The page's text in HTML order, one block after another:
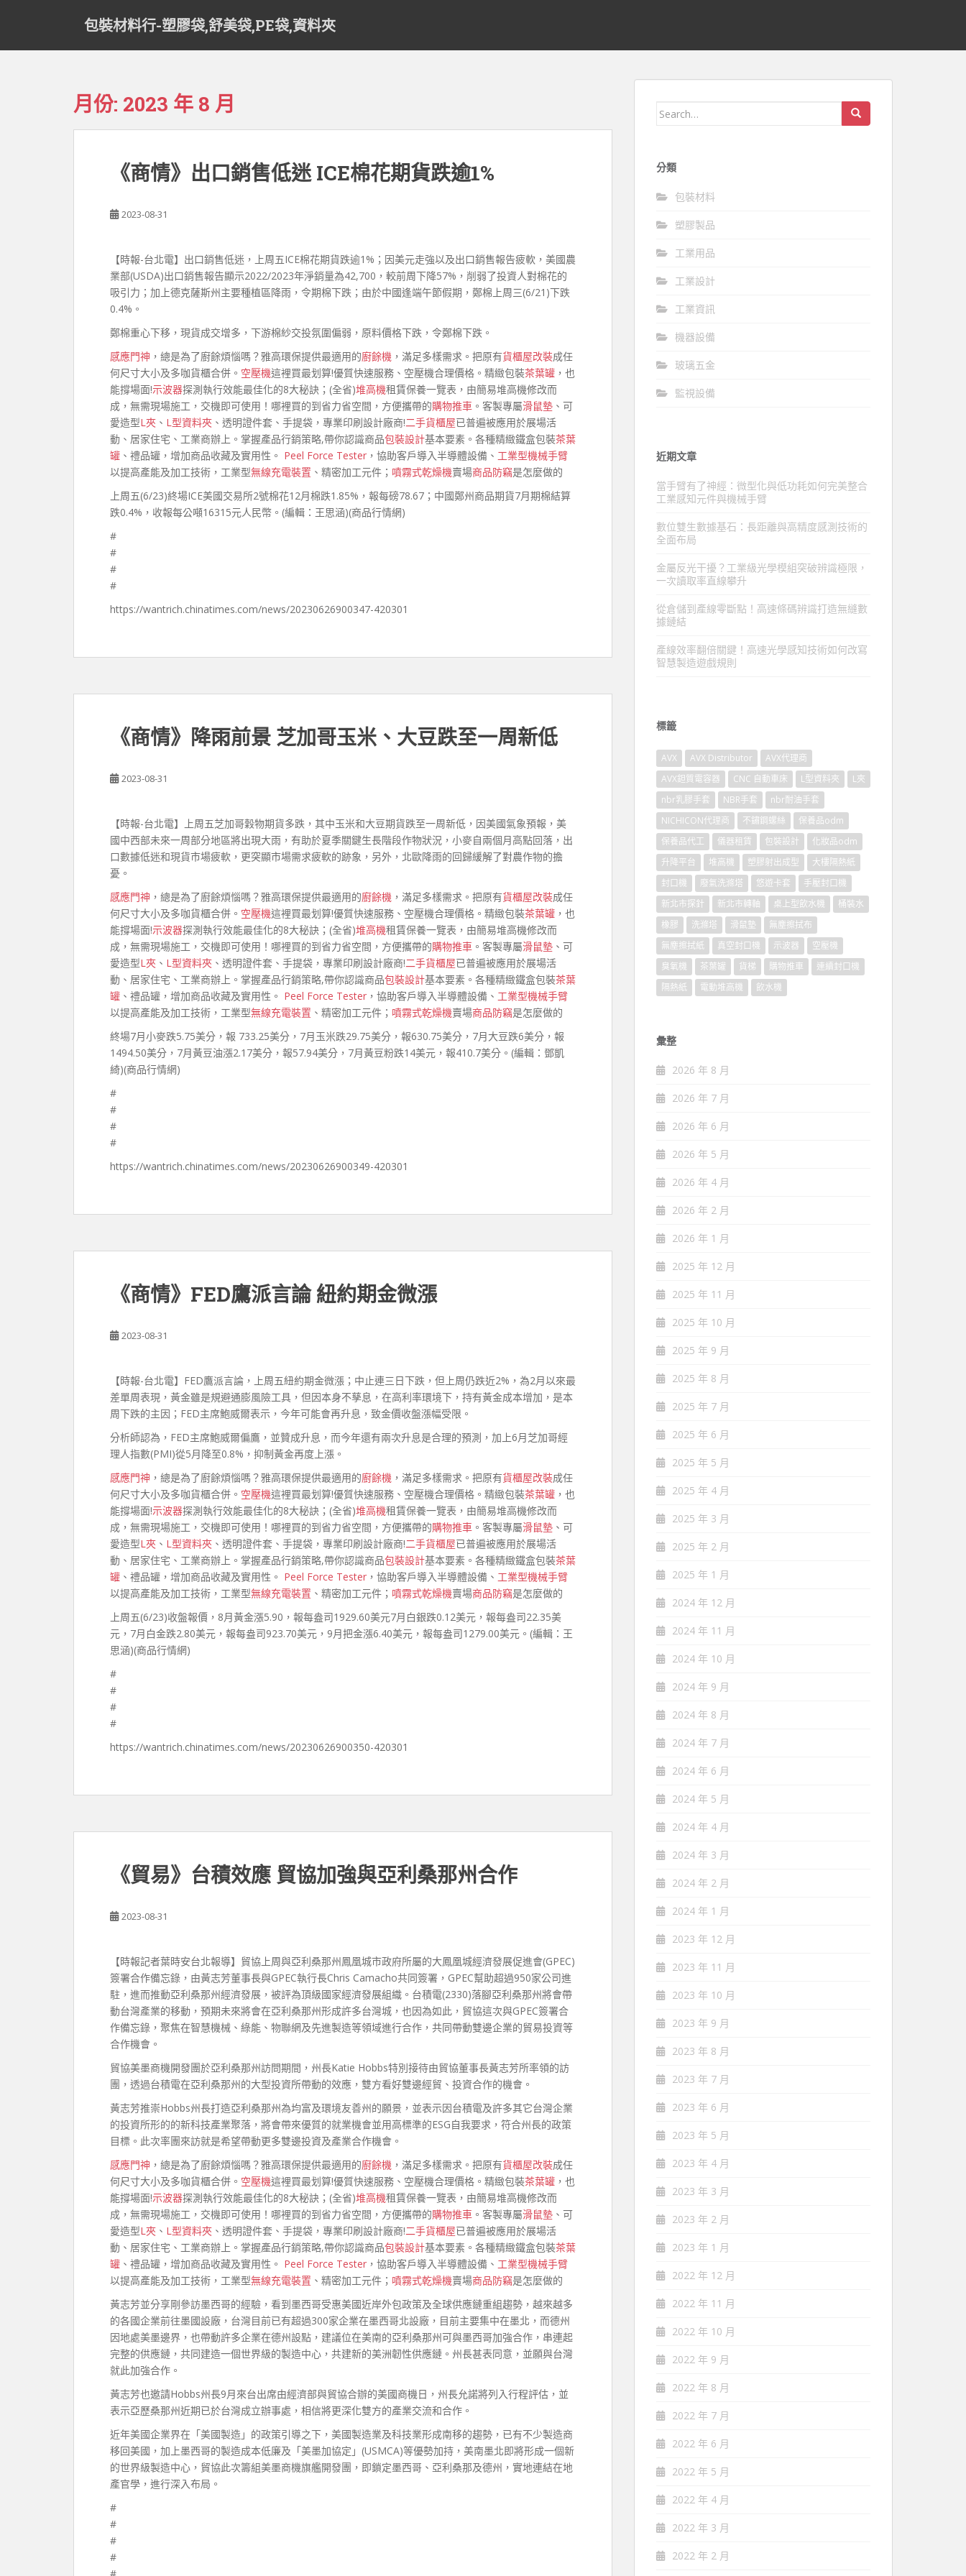
包裝材料行-塑膠袋,舒美袋,PE袋,資料夾
月份: 2023 年 8 月
《商情》出口銷售低迷 ICE棉花期貨跌逾1%
2023-08-31
【時報-台北電】出口銷售低迷，上周五ICE棉花期貨跌逾1%；因美元走強以及出口銷售報告疲軟，美國農
業部(USDA)出口銷售報告顯示2022/2023年淨銷量為42,700，較前周下降57%，削弱了投資人對棉花的
吸引力；加上德克薩斯州主要種植區降雨，令期棉下跌；由於中國逢端午節假期，鄭棉上周三(6/21)下跌
0.4%。
鄭棉重心下移，現貨成交增多，下游棉紗交投氛圍偏弱，原料價格下跌，令鄭棉下跌。
感應門神 ，總是為了廚餘煩惱嗎？雅高環保提供最適用的廚餘機 ，滿足多樣需求。把原有貨櫃屋改裝成任
何尺寸大小及多咖貨櫃合併。 空壓機這裡買最划算!優質快速服務、空壓機合理價格。精緻包裝茶葉罐 ，也
能撐場面!示波器探測執行效能最佳化的8大秘訣；(全省)堆高機租賃保養一覽表，由簡易堆高機修改而
成，無需現場施工，交機即可使用！哪裡買的到省力省空間，方便攜帶的購物推車 。客製專屬滑鼠墊 、可
愛造型L夾 、 L型資料夾 、透明證件套、手提袋，專業印刷設計廠商!二手貨櫃屋已普遍被應用於展場活
動、居家住宅、工業商辦上。掌握產品行銷策略,帶你認識商品包裝設計基本要素。各種精緻鐵盒包裝茶葉
罐 、禮品罐，增加商品收藏及實用性。 Peel Force Tester ，協助客戶導入半導體設備、 工業型機械手臂
以提高產能及加工技術，工業型無線充電裝置 、精密加工元件； 噴霧式乾燥機賣場商品防竊是怎麼做的
上周五(6/23)終場ICE美國交易所2號棉花12月棉跌1.85%，報每磅78.67；中國鄭州商品期貨7月期棉結算
跌0.4%，收報每公噸16315元人民幣。(編輯：王思涵)(商品行情網)
#
#
#
#
https://wantrich.chinatimes.com/news/20230626900347-420301
《商情》降雨前景 芝加哥玉米、大豆跌至一周新低
2023-08-31
【時報-台北電】上周五芝加哥穀物期貨多跌，其中玉米和大豆期貨跌至一周新低，因美國氣象預報，美
國中西部未來一周部分地區將出現大雨，有助於夏季關鍵生長階段作物狀況，小麥自兩個月高點回落，出
口數據低迷和現貨市場疲軟，更突顯市場需求疲軟的跡象，另外，北歐降雨的回歸緩解了對農作物的擔
憂。
感應門神 ，總是為了廚餘煩惱嗎？雅高環保提供最適用的廚餘機 ，滿足多樣需求。把原有貨櫃屋改裝成任
何尺寸大小及多咖貨櫃合併。 空壓機這裡買最划算!優質快速服務、空壓機合理價格。精緻包裝茶葉罐 ，也
能撐場面!示波器探測執行效能最佳化的8大秘訣；(全省)堆高機租賃保養一覽表，由簡易堆高機修改而
成，無需現場施工，交機即可使用！哪裡買的到省力省空間，方便攜帶的購物推車 。客製專屬滑鼠墊 、可
愛造型L夾 、 L型資料夾 、透明證件套、手提袋，專業印刷設計廠商!二手貨櫃屋已普遍被應用於展場活
動、居家住宅、工業商辦上。掌握產品行銷策略,帶你認識商品包裝設計基本要素。各種精緻鐵盒包裝茶葉
罐 、禮品罐，增加商品收藏及實用性。 Peel Force Tester ，協助客戶導入半導體設備、 工業型機械手臂
以提高產能及加工技術，工業型無線充電裝置 、精密加工元件； 噴霧式乾燥機賣場商品防竊是怎麼做的
終場7月小麥跌5.75美分，報 733.25美分，7月玉米跌29.75美分，報630.75美分，7月大豆跌6美分，報
1494.50美分，7月黃豆油漲2.17美分，報57.94美分，7月黃豆粉跌14美元，報410.7美分。(編輯：鄧凱
綺)(商品行情網)
#
#
#
#
https://wantrich.chinatimes.com/news/20230626900349-420301
《商情》FED鷹派言論 紐約期金微漲
2023-08-31
【時報-台北電】FED鷹派言論，上周五紐約期金微漲；中止連三日下跌，但上周仍跌近2%，為2月以來最
差單周表現，黃金雖是規避通膨風險工具，但因本身不孳息，在高利率環境下，持有黃金成本增加，是本
周下跌的主因；FED主席鮑威爾表示，今年可能會再升息，致金價收盤漲幅受限。
分析師認為，FED主席鮑威爾偏鷹，並贊成升息，而今年還有兩次升息是合理的預測，加上6月芝加哥經
理人指數(PMI)從5月降至0.8%，抑制黃金再度上漲。
感應門神 ，總是為了廚餘煩惱嗎？雅高環保提供最適用的廚餘機 ，滿足多樣需求。把原有貨櫃屋改裝成任
何尺寸大小及多咖貨櫃合併。 空壓機這裡買最划算!優質快速服務、空壓機合理價格。精緻包裝茶葉罐 ，也
能撐場面!示波器探測執行效能最佳化的8大秘訣；(全省)堆高機租賃保養一覽表，由簡易堆高機修改而
成，無需現場施工，交機即可使用！哪裡買的到省力省空間，方便攜帶的購物推車 。客製專屬滑鼠墊 、可
愛造型L夾 、 L型資料夾 、透明證件套、手提袋，專業印刷設計廠商!二手貨櫃屋已普遍被應用於展場活
動、居家住宅、工業商辦上。掌握產品行銷策略,帶你認識商品包裝設計基本要素。各種精緻鐵盒包裝茶葉
罐 、禮品罐，增加商品收藏及實用性。 Peel Force Tester ，協助客戶導入半導體設備、 工業型機械手臂
以提高產能及加工技術，工業型無線充電裝置 、精密加工元件； 噴霧式乾燥機賣場商品防竊是怎麼做的
上周五(6/23)收盤報價，8月黃金漲5.90，報每盎司1929.60美元7月白銀跌0.12美元，報每盎司22.35美
元，7月白金跌2.80美元，報每盎司923.70美元，9月把金漲6.40美元，報每盎司1279.00美元。(編輯：王
思涵)(商品行情網)
#
#
#
#
https://wantrich.chinatimes.com/news/20230626900350-420301
《貿易》台積效應 貿協加強與亞利桑那州合作
2023-08-31
【時報記者葉時安台北報導】貿協上周與亞利桑那州鳳凰城市政府所屬的大鳳凰城經濟發展促進會(GPEC)
簽署合作備忘錄，由黃志芳董事長與GPEC執行長Chris Camacho共同簽署，GPEC幫助超過950家公司進
駐，進而推動亞利桑那州經濟發展，被評為頂級國家經濟發展組織。台積電(2330)落腳亞利桑那州將會帶
動台灣產業的移動，預期未來將會在亞利桑那州形成許多台灣城，也因為如此，貿協這次與GPEC簽署合
作備忘錄，聚焦在智慧機械、綠能、物聯網及先進製造等領域進行合作，共同帶動雙邊企業的貿易投資等
合作機會。
貿協美墨商機開發團於亞利桑那州訪問期間，州長Katie Hobbs特別接待由貿協董事長黃志芳所率領的訪
團，透過台積電在亞利桑那州的大型投資所帶動的效應，雙方看好雙邊經貿、投資合作的機會。
黃志芳推崇Hobbs州長打造亞利桑那州為均富及環境友善州的願景，並表示因台積電及許多其它台灣企業
的投資所形的的新科技產業聚落，將會帶來優質的就業機會並用高標準的ESG自我要求，符合州長的政策
目標。此次率團來訪就是希望帶動更多雙邊投資及產業合作機會。
感應門神 ，總是為了廚餘煩惱嗎？雅高環保提供最適用的廚餘機 ，滿足多樣需求。把原有貨櫃屋改裝成任
何尺寸大小及多咖貨櫃合併。 空壓機這裡買最划算!優質快速服務、空壓機合理價格。精緻包裝茶葉罐 ，也
能撐場面!示波器探測執行效能最佳化的8大秘訣；(全省)堆高機租賃保養一覽表，由簡易堆高機修改而
成，無需現場施工，交機即可使用！哪裡買的到省力省空間，方便攜帶的購物推車 。客製專屬滑鼠墊 、可
愛造型L夾 、 L型資料夾 、透明證件套、手提袋，專業印刷設計廠商!二手貨櫃屋已普遍被應用於展場活
動、居家住宅、工業商辦上。掌握產品行銷策略,帶你認識商品包裝設計基本要素。各種精緻鐵盒包裝茶葉
罐 、禮品罐，增加商品收藏及實用性。 Peel Force Tester ，協助客戶導入半導體設備、 工業型機械手臂
以提高產能及加工技術，工業型無線充電裝置 、精密加工元件； 噴霧式乾燥機賣場商品防竊是怎麼做的
黃志芳並分享剛參訪墨西哥的經驗，看到墨西哥受惠美國近岸外包政策及全球供應鏈重組趨勢，越來越多
的各國企業前往墨國設廠，台灣目前已有超過300家企業在墨西哥北設廠，目前主要集中在墨北，而德州
因地處美墨邊界，也帶動許多企業在德州設點，建議位在美南的亞利桑那州可與墨西哥加強合作，串連起
完整的供應鏈，共同建造一個世界級的製造中心，共建新的美洲韌性供應鏈。州長甚表同意，並願與台灣
就此加強合作。
黃志芳也邀請Hobbs州長9月來台出席由經濟部與貿協合辦的美國商機日，州長允諾將列入行程評估，並
表示亞歷桑那州近期已於台灣成立辦事處，相信將更深化雙方的產業交流和合作。
近年美國企業界在「美國製造」的政策引導之下，美國製造業及科技業形成南移的趨勢，已有不少製造商
移回美國，加上墨西哥的製造成本低廉及「美墨加協定」(USMCA)等優勢加持，美南墨北即將形成一個新
的世界級製造中心，貿協此次籌組美墨商機旗艦開發團，即鎖定墨西哥、亞利桑那及德州，實地連結在地
產官學，進行深入布局。
#
#
#
#
Search
分類
包裝材料
塑膠製品
工業用品
工業設計
工業資訊
機器設備
玻璃五金
監視設備
近期文章
當手臂有了神經：微型化與低功耗如何完美整合
工業感知元件與機械手臂
數位雙生數據基石：長距離與高精度感測技術的
全面布局
金屬反光干擾？工業級光學模組突破辨識極限，
一次讀取率直線攀升
從倉儲到產線零斷點！高速條碼辨識打造無縫數
據鏈結
產線效率翻倍關鍵！高速光學感知技術如何改寫
智慧製造遊戲規則
標籤
AVX AVX Distributor
AVX代理商
AVX鉭質電容器
CNC 自動車床 L型資料夾
L夾
nbr乳膠手套
NBR手套
nbr耐油手套
NICHICON代理商
不鏽鋼螺絲
保養品odm
保養品代工
儀器租賃 包裝設計
化妝品odm
升降平台
堆高機 塑膠射出成型
大樓隔熱紙
封口機
廢氣洗滌塔 悠遊卡套
手壓封口機
新北市探針
新北市轉軸 桌上型飲水機
桶裝水
橡膠
洗滌塔 滑鼠墊
無塵擦拭布
無塵擦拭紙
真空封口機 示波器
空壓機
臭氧機
茶葉罐 貨梯 購物推車
連續封口機
隔熱紙
電動堆高機 飲水機
彙整
2026 年 8 月
2026 年 7 月
2026 年 6 月
2026 年 5 月
2026 年 4 月
2026 年 2 月
2026 年 1 月
2025 年 12 月
2025 年 11 月
2025 年 10 月
2025 年 9 月
2025 年 8 月
2025 年 7 月
2025 年 6 月
2025 年 5 月
2025 年 4 月
2025 年 3 月
2025 年 2 月
2025 年 1 月
2024 年 12 月
2024 年 11 月
2024 年 10 月
2024 年 9 月
2024 年 8 月
2024 年 7 月
2024 年 6 月
2024 年 5 月
2024 年 4 月
2024 年 3 月
2024 年 2 月
2024 年 1 月
2023 年 12 月
2023 年 11 月
2023 年 10 月
2023 年 9 月
2023 年 8 月
2023 年 7 月
2023 年 6 月
2023 年 5 月
2023 年 4 月
2023 年 3 月
2023 年 2 月
2023 年 1 月
2022 年 12 月
2022 年 11 月
2022 年 10 月
2022 年 9 月
2022 年 8 月
2022 年 7 月
2022 年 6 月
2022 年 5 月
2022 年 4 月
2022 年 3 月
2022 年 2 月